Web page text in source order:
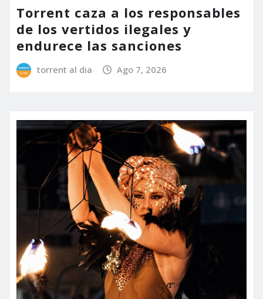
Torrent caza a los responsables
de los vertidos ilegales y
endurece las sanciones
torrent al dia Ago 7, 2026